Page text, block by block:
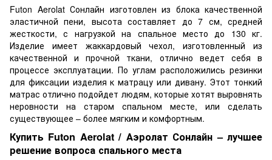
Futon Aerolat Сонлайн изготовлен из блока качественной
эластичной пени, высота составляет до 7 см, средней
жесткости, с нагрузкой на спальное место до 130 кг.
Изделие имеет жаккардовый чехол, изготовленный из
качественной и прочной ткани, отлично ведет себя в
процессе эксплуатации. По углам расположились резинки
для фиксации изделия к матрацу или дивану. Этот тонкий
матрас отлично подойдет людям, которые хотят выровнять
неровности на старом спальном месте, или сделать
существующее – более мягким и комфортным.
Купить Futon Aerolat / Аэролат Сонлайн – лучшее
решение вопроса спального места